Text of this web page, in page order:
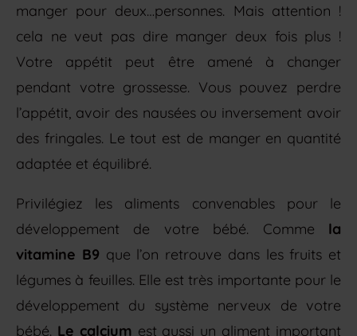
manger pour deux…personnes. Mais attention !
cela ne veut pas dire manger deux fois plus !
Votre appétit peut être amené à changer
pendant votre grossesse. Vous pouvez perdre
l’appétit, avoir des nausées ou inversement avoir
des fringales. Le tout est de manger en quantité
adaptée et équilibré.
Privilégiez les aliments convenables pour le
développement de votre bébé. Comme la
vitamine B9 que l’on retrouve dans les fruits et
légumes à feuilles. Elle est très importante pour le
développement du système nerveux de votre
bébé. Le calcium est aussi un aliment important